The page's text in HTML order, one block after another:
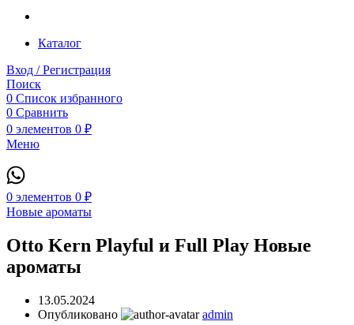
Каталог
Вход / Регистрация
Поиск
0 Список избранного
0 Сравнить
0 элементов 0 ₽
Меню
0 элементов 0 ₽
Новые ароматы
Otto Kern Playful и Full Play Новые
ароматы
13.05.2024
Опубликовано
admin